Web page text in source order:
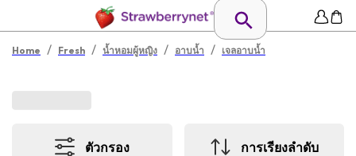
Home / Fresh / น้ำหอมผู้หญิง / อาบน้ำ / เจลอาบน้ำ
ตัวกรอง การเรียงลำดับ